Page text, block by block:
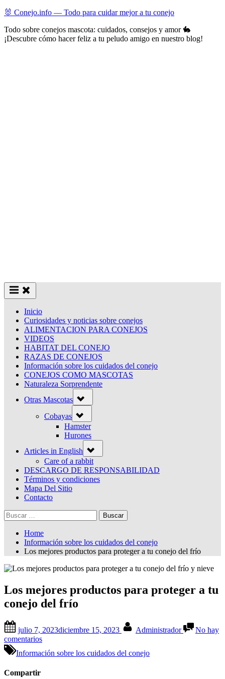
Skip
content
🐰 Conejo.info — Todo para cuidar mejor a tu conejo
Todo sobre conejos mascota: cuidados, consejos y amor 🐇
¡Descubre cómo hacer feliz a tu peludo amigo en nuestro blog!
Inicio
Curiosidades y noticias sobre conejos
ALIMENTACION PARA CONEJOS
VIDEOS
HABITAT DEL CONEJO
RAZAS DE CONEJOS
Información sobre los cuidados del conejo
CONEJOS COMO MASCOTAS
Naturaleza Sorprendente
Otras Mascotas sub-
menu
Cobayas sub-
menu
Hamster
Hurones
Articles in English
sub-
menu
Care of a rabbit
DESCARGO DE RESPONSABILIDAD
Términos y condiciones
Mapa Del Sitio
Contacto
Buscar:
Home
Información sobre los cuidados del conejo
Los mejores productos para proteger a tu conejo del frío
Los mejores productos para proteger a tu
conejo del frío
on
julio 7, 2023diciembre 15, 2023 Administrador
No hay
comentariosen
mejores
Información sobre los cuidados del conejo
Compartir